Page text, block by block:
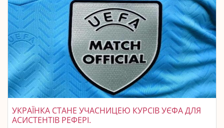
УКРАЇНКА СТАНЕ УЧАСНИЦЕЮ КУРСІВ УЄФА ДЛЯ
АСИСТЕНТІВ РЕФЕРІ.